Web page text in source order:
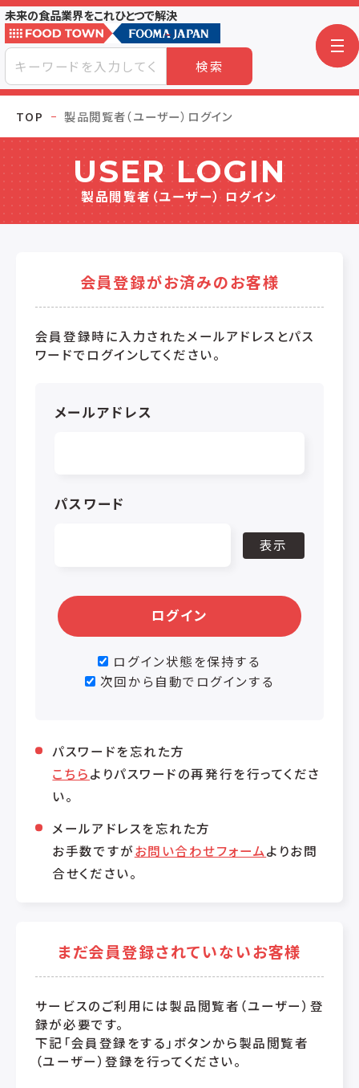
未来の食品業界をこれひとつで解決
検索
TOP 製品閲覧者（ユーザー）ログイン
USER LOGIN
製品閲覧者（ユーザー） ログイン
会員登録がお済みのお客様
会員登録時に入力されたメールアドレスとパス
ワードでログインしてください。
メールアドレス
パスワード
表示
ログイン
ログイン状態を保持する
次回から自動でログインする
パスワードを忘れた方
こちらよりパスワードの再発行を行ってくださ
い。
メールアドレスを忘れた方
お手数ですがお問い合わせフォームよりお問
合せください。
まだ会員登録されていないお客様
サービスのご利用には製品閲覧者（ユーザー）登
録が必要です。
下記「会員登録をする」ボタンから製品閲覧者
（ユーザー）登録を行ってください。